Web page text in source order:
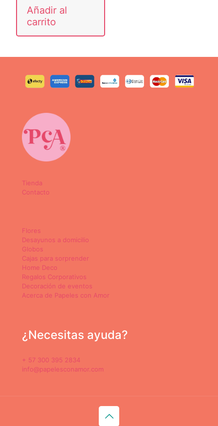
Añadir al
carrito
Tienda
Contacto
Flores
Desayunos a domicilio
Globos
Cajas para sorprender
Home Deco
Regalos Corporativos
Decoración de eventos
Acerca de Papeles con Amor
¿Necesitas ayuda?
+ 57 300 395 2834
info@papelesconamor.com